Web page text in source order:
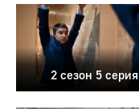
2 сезон 5 серия